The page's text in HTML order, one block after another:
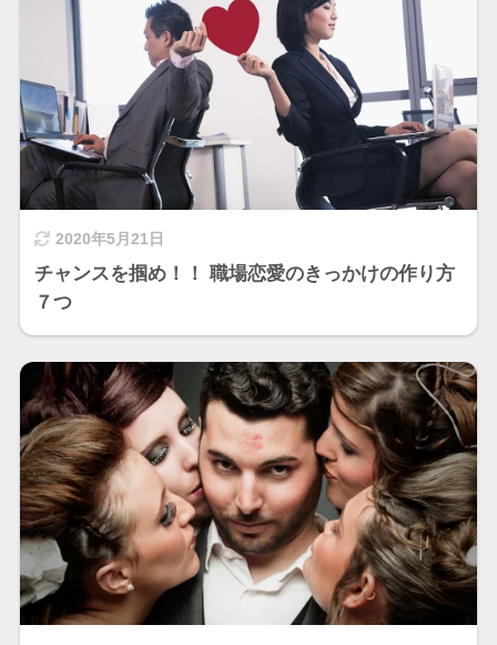
2020年5月21日
チャンスを掴め！！ 職場恋愛のきっかけの作り方
７つ